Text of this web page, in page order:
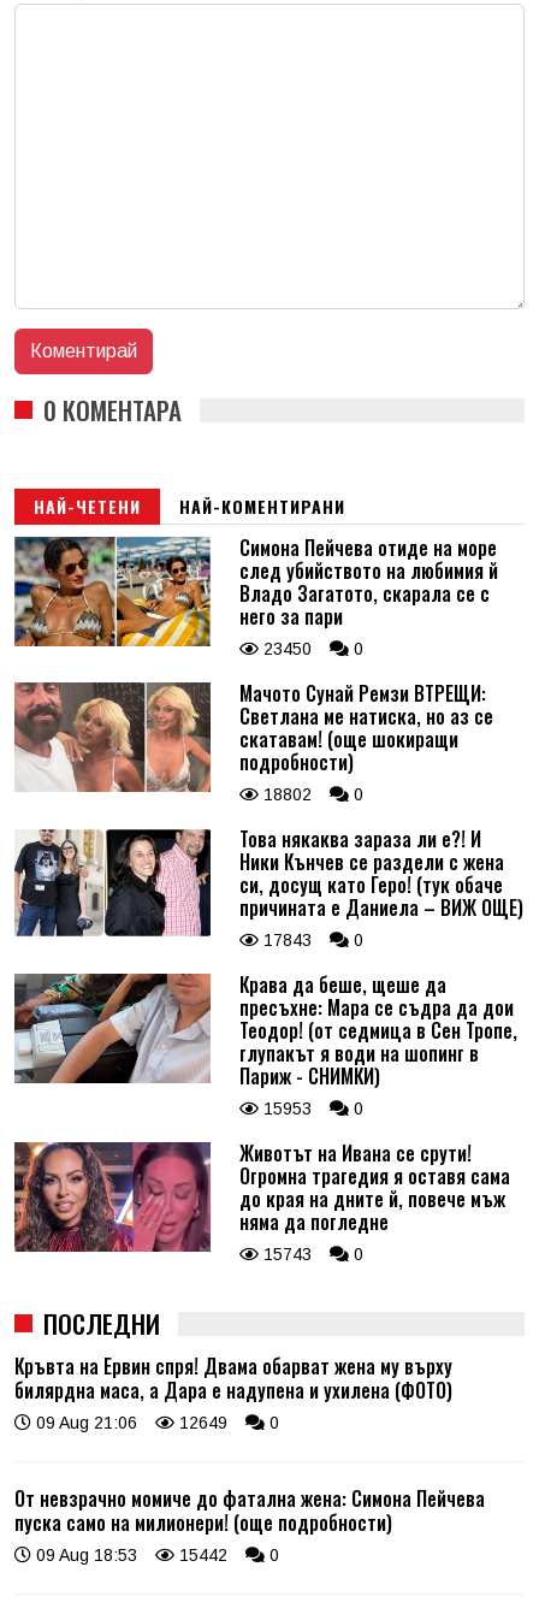
0 КОМЕНТАРА
НАЙ-ЧЕТЕНИ НАЙ-КОМЕНТИРАНИ
Симона Пейчева отиде на море
след убийството на любимия й
Владо Загатото, скарала се с
него за пари
23450 0
Мачото Сунай Ремзи ВТРЕЩИ:
Светлана ме натиска, но аз се
скатавам! (още шокиращи
подробности)
18802 0
Това някаква зараза ли е?! И
Ники Кънчев се раздели с жена
си, досущ като Геро! (тук обаче
причината е Даниела – ВИЖ ОЩЕ)
17843 0
Крава да беше, щеше да
пресъхне: Мара се съдра да дои
Теодор! (от седмица в Сен Тропе,
глупакът я води на шопинг в
Париж - СНИМКИ)
15953 0
Животът на Ивана се срути!
Огромна трагедия я оставя сама
до края на дните й, повече мъж
няма да погледне
15743 0
ПОСЛЕДНИ
Кръвта на Ервин спря! Двама обарват жена му върху
билярдна маса, а Дара е надупена и ухилена (ФОТО)
09 Aug 21:06 12649 0
От невзрачно момиче до фатална жена: Симона Пейчева
пуска само на милионери! (още подробности)
09 Aug 18:53 15442 0